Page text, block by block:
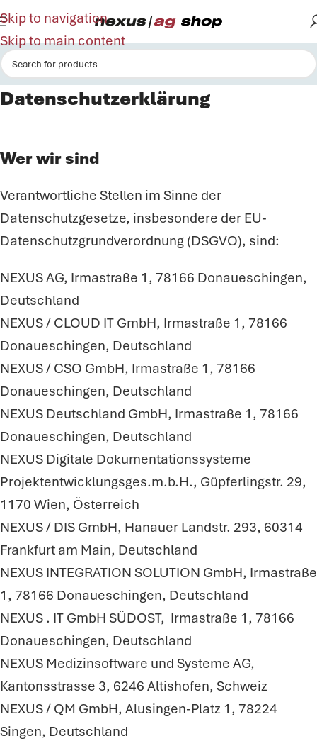
Skip to navigation
Skip to main content
Datenschutzerklärung
Wer wir sind
Verantwortliche Stellen im Sinne der
Datenschutzgesetze, insbesondere der EU-
Datenschutzgrundverordnung (DSGVO), sind:
NEXUS AG, Irmastraße 1, 78166 Donaueschingen,
Deutschland
NEXUS / CLOUD IT GmbH, Irmastraße 1, 78166
Donaueschingen, Deutschland
NEXUS / CSO GmbH, Irmastraße 1, 78166
Donaueschingen, Deutschland
NEXUS Deutschland GmbH, Irmastraße 1, 78166
Donaueschingen, Deutschland
NEXUS Digitale Dokumentationssysteme
Projektentwicklungsges.m.b.H., Güpferlingstr. 29,
1170 Wien, Österreich
NEXUS / DIS GmbH, Hanauer Landstr. 293, 60314
Frankfurt am Main, Deutschland
NEXUS INTEGRATION SOLUTION GmbH, Irmastraße
1, 78166 Donaueschingen, Deutschland
NEXUS . IT GmbH SÜDOST, Irmastraße 1, 78166
Donaueschingen, Deutschland
NEXUS Medizinsoftware und Systeme AG,
Kantonsstrasse 3, 6246 Altishofen, Schweiz
NEXUS / QM GmbH, Alusingen-Platz 1, 78224
Singen, Deutschland